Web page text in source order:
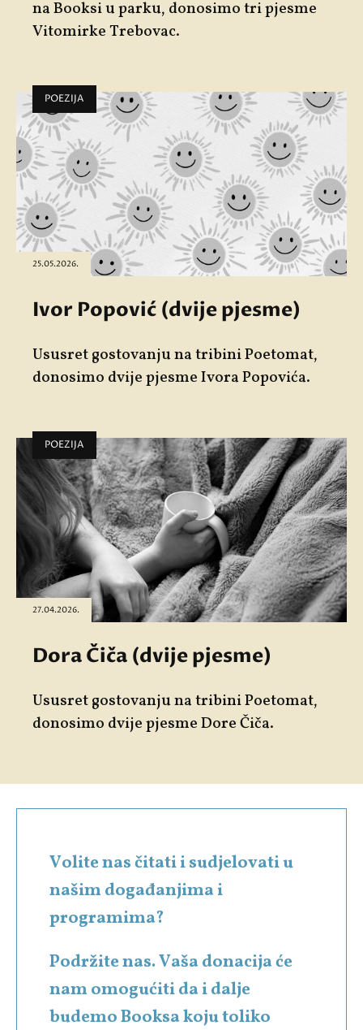
na Booksi u parku, donosimo tri pjesme
Vitomirke Trebovac.
POEZIJA
25.05.2026.
Ivor Popović (dvije pjesme)
Ususret gostovanju na tribiniPoetomat,
donosimo dvije pjesmeIvora Popovića.
POEZIJA
27.04.2026.
Dora Čiča (dvije pjesme)
Ususret gostovanju na tribini Poetomat,
donosimo dvije pjesme Dore Čiča.
Volite nas čitati i sudjelovati u
našim događanjima i
programima?
Podržite nas. Vaša donacija će
nam omogućiti da i dalje
budemo Booksa koju toliko